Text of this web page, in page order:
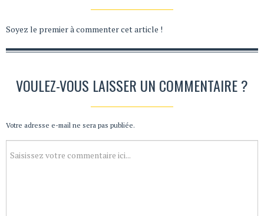
Soyez le premier à commenter cet article !
VOULEZ-VOUS LAISSER UN COMMENTAIRE ?
Votre adresse e-mail ne sera pas publiée.